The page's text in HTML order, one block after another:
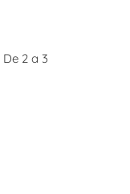
De 2 a 3